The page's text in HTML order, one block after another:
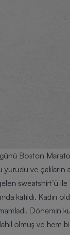
Boston
ve çalıların
sweatshirt’ü
katıldı. Kadın
Dönemin
olmuş ve hem